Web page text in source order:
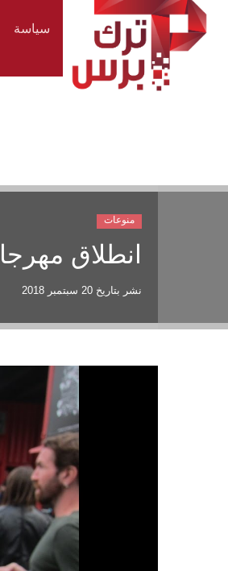
سياسة
انطلاق
نشر بتاريخ 20 سبتمبر 2018
منوعات